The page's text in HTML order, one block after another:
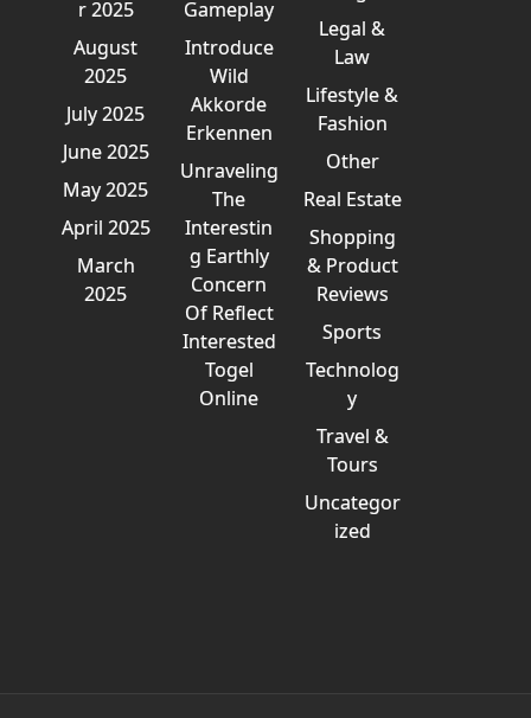
r 2025
August
2025
July 2025
June 2025
May 2025
April 2025
March
2025
Gameplay
Introduce
Wild
Akkorde
Erkennen
Unraveling
The
Interestin
g Earthly
Concern
Of Reflect
Interested
Togel
Online
Legal &
Law
Lifestyle &
Fashion
Other
Real Estate
Shopping
& Product
Reviews
Sports
Technolog
y
Travel &
Tours
Uncategor
ized